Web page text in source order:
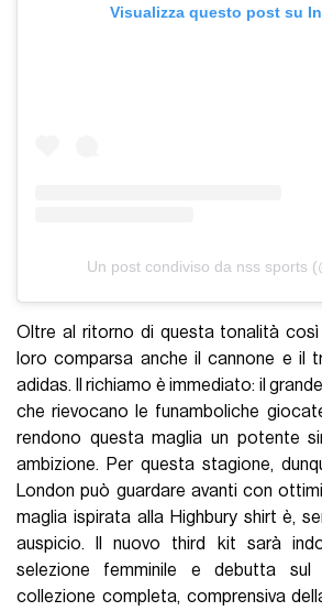
Visualizza questo post su
Un post condiviso da nss sports
Oltre al ritorno di questa tonalità
loro comparsa anche il cannone e il
adidas. Il richiamo è immediato: il
che rievocano le funamboliche
rendono questa maglia un potente
ambizione. Per questa stagione,
London può guardare avanti con
maglia ispirata alla Highbury shirt è,
auspicio. Il nuovo third kit sarà
selezione femminile e debutta
collezione completa, comprensiva